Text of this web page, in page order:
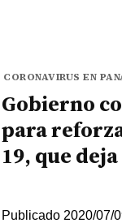
CORONAVIRUS EN
Gobierno
para
19, que
Publicado 2020/07/